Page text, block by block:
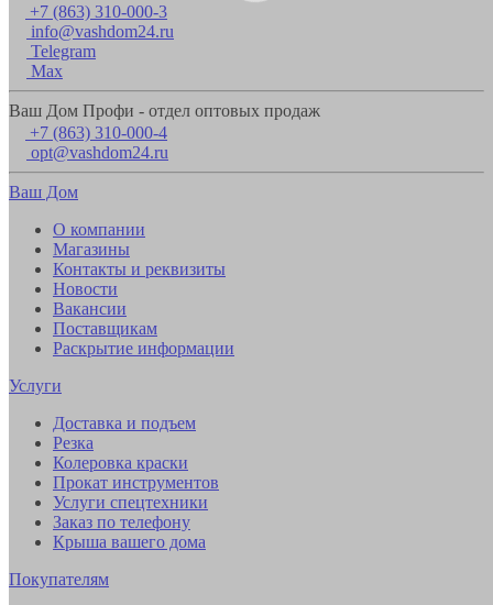
+7 (863) 310-000-3
info@vashdom24.ru
Telegram
Max
Ваш Дом Профи - отдел оптовых продаж
+7 (863) 310-000-4
opt@vashdom24.ru
Ваш Дом
О компании
Магазины
Контакты и реквизиты
Новости
Вакансии
Поставщикам
Раскрытие информации
Услуги
Доставка и подъем
Резка
Колеровка краски
Прокат инструментов
Услуги спецтехники
Заказ по телефону
Крыша вашего дома
Покупателям